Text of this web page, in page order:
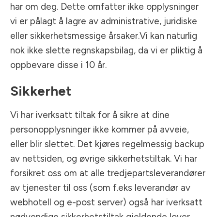
har om deg. Dette omfatter ikke opplysninger
vi er pålagt å lagre av administrative, juridiske
eller sikkerhetsmessige årsaker.Vi kan naturlig
nok ikke slette regnskapsbilag, da vi er pliktig å
oppbevare disse i 10 år.
Sikkerhet
Vi har iverksatt tiltak for å sikre at dine
personopplysninger ikke kommer på avveie,
eller blir slettet. Det kjøres regelmessig backup
av nettsiden, og øvrige sikkerhetstiltak. Vi har
forsikret oss om at alle tredjepartsleverandører
av tjenester til oss (som f.eks leverandør av
webhotell og e-post server) også har iverksatt